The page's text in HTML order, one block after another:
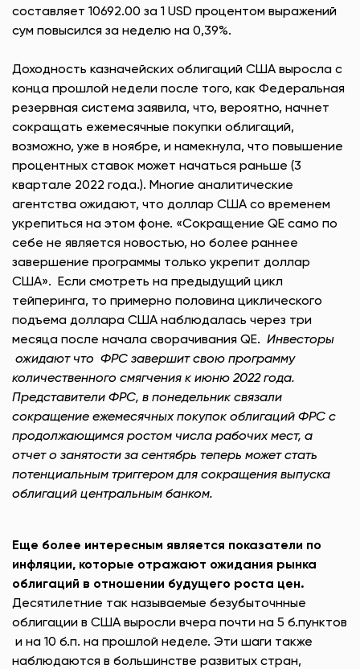
составляет 10692.00 за 1 USD процентом выражений
сум повысился за неделю на 0,39%.
Доходность казначейских облигаций США выросла с
конца прошлой недели после того, как Федеральная
резервная система заявила, что, вероятно, начнет
сокращать ежемесячные покупки облигаций,
возможно, уже в ноябре, и намекнула, что повышение
процентных ставок может начаться раньше (3
квартале 2022 года.). Многие аналитические
агентства ожидают, что доллар США со временем
укрепиться на этом фоне. «Сокращение QE само по
себе не является новостью, но более раннее
завершение программы только укрепит доллар
США». Если смотреть на предыдущий цикл
тейперинга, то примерно половина циклического
подъема доллара США наблюдалась через три
месяца после начала сворачивания QE. Инвесторы
ожидают что ФРС завершит свою программу
количественного смягчения к июню 2022 года.
Представители ФРС, в понедельник связали
сокращение ежемесячных покупок облигаций ФРС с
продолжающимся ростом числа рабочих мест, а
отчет о занятости за сентябрь теперь может стать
потенциальным триггером для сокращения выпуска
облигаций центральным банком.
Еще более интересным является показатели по
инфляции, которые отражают ожидания рынка
облигаций в отношении будущего роста цен.
Десятилетние так называемые безубыточнные
облигации в США выросли вчера почти на 5 б.пунктов
и на 10 б.п. на прошлой неделе. Эти шаги также
наблюдаются в большинстве развитых стран,